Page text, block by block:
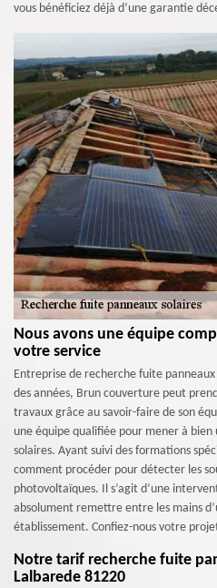
vous bénéficiez déjà d’une garantie
Nous avons une équipe
votre service
Entreprise de recherche fuite
des années, Brun couverture peut
travaux grâce au savoir-faire de son
une équipe qualifiée pour mener à
solaires. Ayant suivi des formations
comment procéder pour détecter les
photovoltaïques. Il s’agit d’une
absolument remettre entre les mains
établissement. Confiez-nous votre
Notre tarif recherche fuite
Lalbarede 81220